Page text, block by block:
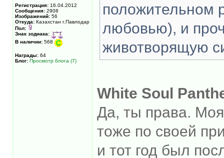
Регистрация: 16.04.2012
Сообщения: 2908
Изображений: 56
Откуда: Казахстан г.Павлодар
Пол:
Знак зодиака:
В наличии: 568
Награды: 64
Блог: Просмотр блога (7)
положительном
любовью), и
животворящую
White Soul
Да, ты права.
тоже по своей
и тот год был